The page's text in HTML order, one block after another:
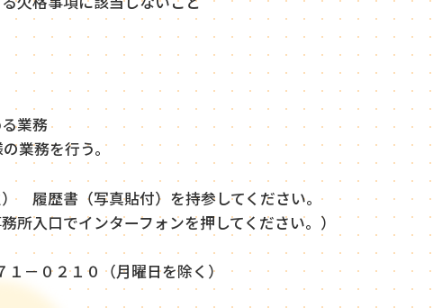
業務
業務を行う。
履歴書（写真貼付）を持参してください。
所入口でインターフォンを押してください。）
－０２１０（月曜日を除く）